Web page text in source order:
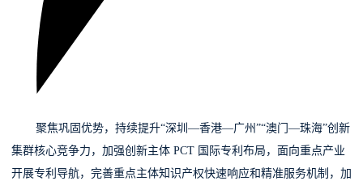
聚焦巩固优势， 持续提升“深圳—香港—广州”“澳门—珠海”创新
集群核心竞争力，加强创新主体 PCT 国际专利布局，面向重点产业
开展专利导航，完善重点主体知识产权快速响应和精准服务机制，加